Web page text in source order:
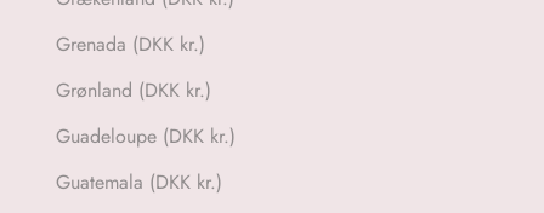
Grenada (DKK kr.)
Grønland (DKK kr.)
Guadeloupe (DKK kr.)
Guatemala (DKK kr.)